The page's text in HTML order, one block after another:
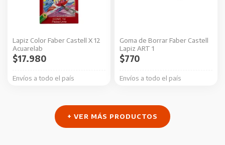
Lapiz Color Faber Castell X 12
Acuarelab
Envíos a todo el país
$17.980
Goma de Borrar Faber Castell
Lapiz ART 1
Envíos a todo el país
$770
+ VER MÁS PRODUCTOS